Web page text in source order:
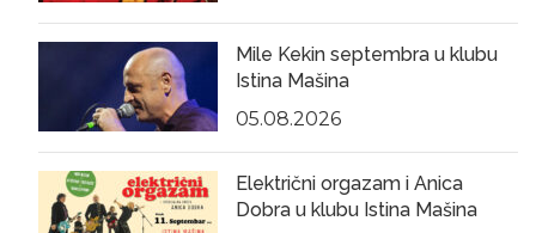
Mile Kekin septembra u klubu
Istina Mašina
05.08.2026
Električni orgazam i Anica
Dobra u klubu Istina Mašina